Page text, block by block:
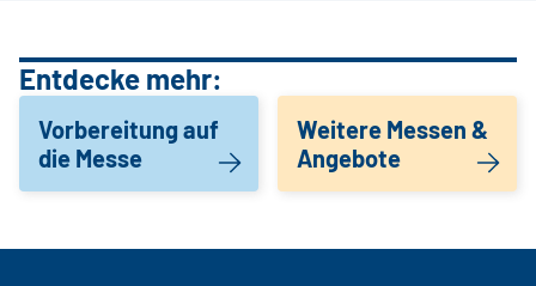
Entdecke mehr:
Vorbereitung auf
die Messe
Weitere Messen &
Angebote